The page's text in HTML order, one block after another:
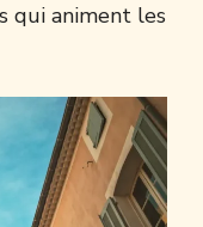
qui animent les